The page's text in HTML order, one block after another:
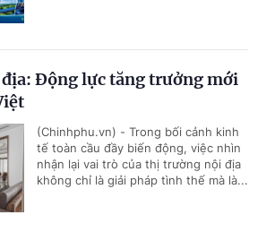
Động lực tăng trưởng mới
(Chinhphu.vn) - Trong bối cảnh kinh
tế toàn cầu đầy biến động, việc nhìn
nhận lại vai trò của thị trường nội địa
không chỉ là giải pháp tình thế mà là...